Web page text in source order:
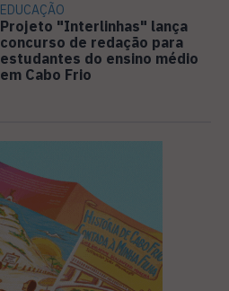
EDUCAÇÃO
Projeto "Interlinhas" lança
concurso de redação para
estudantes do ensino médio
em Cabo Frio